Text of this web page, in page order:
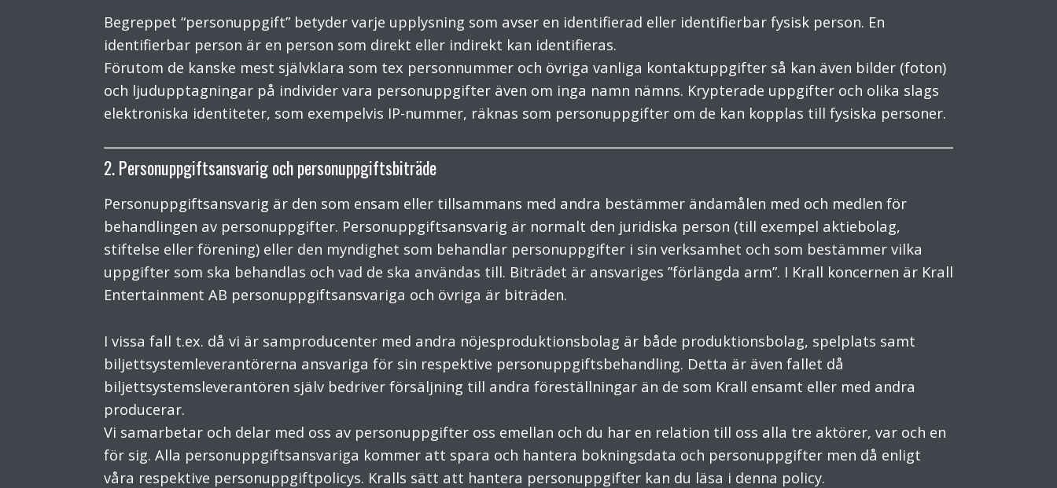
Begreppet “personuppgift” betyder varje upplysning som avser en identifierad eller identifierbar fysisk person. En
identifierbar person är en person som direkt eller indirekt kan identifieras.
Förutom de kanske mest självklara som tex personnummer och övriga vanliga kontaktuppgifter så kan även bilder (foton)
och ljudupptagningar på individer vara personuppgifter även om inga namn nämns. Krypterade uppgifter och olika slags
elektroniska identiteter, som exempelvis IP-nummer, räknas som personuppgifter om de kan kopplas till fysiska personer.
2. Personuppgiftsansvarig och personuppgiftsbiträde
Personuppgiftsansvarig är den som ensam eller tillsammans med andra bestämmer ändamålen med och medlen för
behandlingen av personuppgifter. Personuppgiftsansvarig är normalt den juridiska person (till exempel aktiebolag,
stiftelse eller förening) eller den myndighet som behandlar personuppgifter i sin verksamhet och som bestämmer vilka
uppgifter som ska behandlas och vad de ska användas till. Biträdet är ansvariges ”förlängda arm”. I Krall koncernen är Krall
Entertainment AB personuppgiftsansvariga och övriga är biträden.
I vissa fall t.ex. då vi är samproducenter med andra nöjesproduktionsbolag är både produktionsbolag, spelplats samt
biljettsystemleverantörerna ansvariga för sin respektive personuppgiftsbehandling. Detta är även fallet då
biljettsystemsleverantören själv bedriver försäljning till andra föreställningar än de som Krall ensamt eller med andra
producerar.
Vi samarbetar och delar med oss av personuppgifter oss emellan och du har en relation till oss alla tre aktörer, var och en
för sig. Alla personuppgiftsansvariga kommer att spara och hantera bokningsdata och personuppgifter men då enligt
våra respektive personuppgiftpolicys. Kralls sätt att hantera personuppgifter kan du läsa i denna policy.